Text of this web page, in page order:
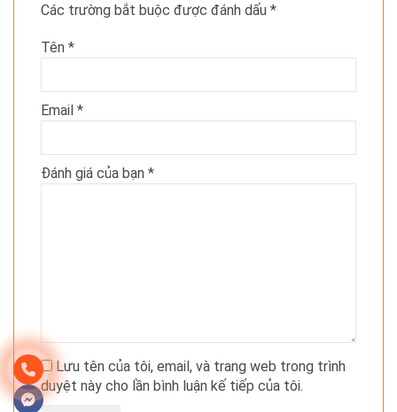
Các trường bắt buộc được đánh dấu *
Tên *
Email *
Đánh giá của bạn *
Lưu tên của tôi, email, và trang web trong trình
duyệt này cho lần bình luận kế tiếp của tôi.